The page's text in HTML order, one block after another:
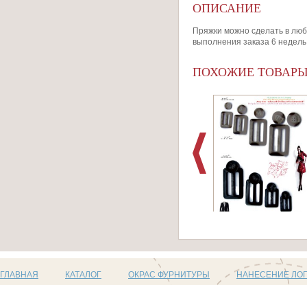
ОПИСАНИЕ
Пряжки можно сделать в
выполнения заказа 6
ПОХОЖИЕ
ГЛАВНАЯ КАТАЛОГ ОКРАС ФУРНИТУРЫ НАНЕСЕНИЕ